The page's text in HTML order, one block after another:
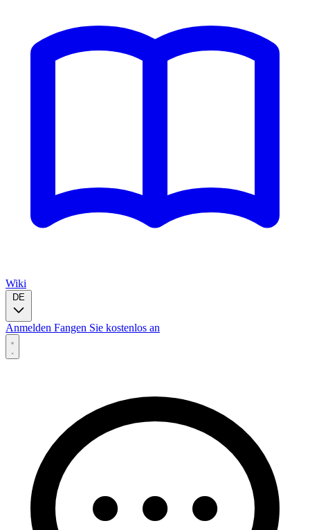
Wiki
DE
Anmelden Fangen Sie kostenlos an